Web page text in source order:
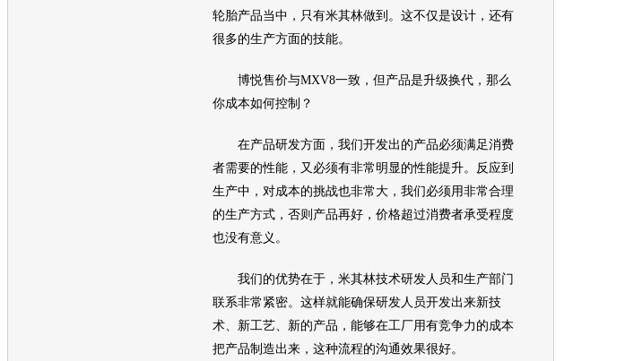
轮胎产品当中，只有米其林做到。这不仅是设计，还有
很多的生产方面的技能。
博悦售价与MXV8一致，但产品是升级换代，那么
你成本如何控制？
在产品研发方面，我们开发出的产品必须满足消费
者需要的性能，又必须有非常明显的性能提升。反应到
生产中，对成本的挑战也非常大，我们必须用非常合理
的生产方式，否则产品再好，价格超过消费者承受程度
也没有意义。
我们的优势在于，米其林技术研发人员和生产部门
联系非常紧密。这样就能确保研发人员开发出来新技
术、新工艺、新的产品，能够在工厂用有竞争力的成本
把产品制造出来，这种流程的沟通效果很好。